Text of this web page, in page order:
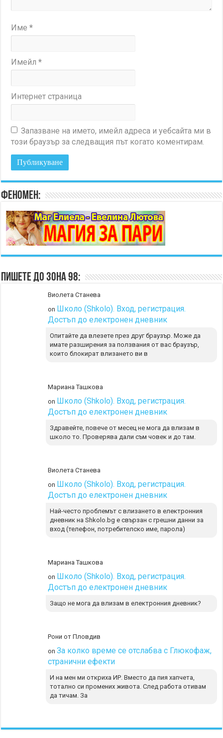
Име*
Имейл*
Интернет страница
Запазване на името, имейл адреса и уебсайта ми в
този браузър за следващия път когато коментирам.
Феномен:
Пишете до Зона 98:
Виолета Станева
on Школо (Shkolo). Вход, регистрация.
Достъп до електронен дневник
Опитайте да влезете през друг браузър. Може да
имате разширения за ползвания от вас браузър,
които блокират влизането ви в
Мариана Ташкова
on Школо (Shkolo). Вход, регистрация.
Достъп до електронен дневник
Здравейте, повече от месец не мога да влизам в
школо то. Проверява дали съм човек и до там.
Виолета Станева
on Школо (Shkolo). Вход, регистрация.
Достъп до електронен дневник
Най-често проблемът с влизането в електронния
дневник на Shkolo.bg е свързан с грешни данни за
вход (телефон, потребителско име, парола)
Мариана Ташкова
on Школо (Shkolo). Вход, регистрация.
Достъп до електронен дневник
Защо не мога да влизам в електронния дневник?
Рони от Пловдив
onЗа колко време се отслабва с Глюкофаж,
странични ефекти
И на мен ми откриха ИР. Вместо да пия хапчета,
тотално си промених живота. След работа отивам
да тичам. За